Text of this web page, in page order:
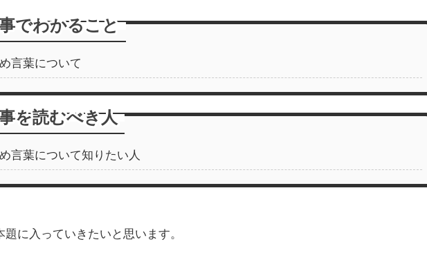
でわかること
言葉について
を読むべき人
言葉について知りたい人
に入っていきたいと思います。